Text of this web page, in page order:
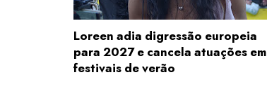
Loreen adia digressão europeia
para 2027 e cancela atuações em
festivais de verão